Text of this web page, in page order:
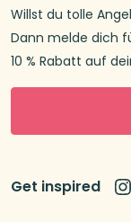
Willst du tolle
Dann melde dich
10 % Rabatt auf
Get inspired